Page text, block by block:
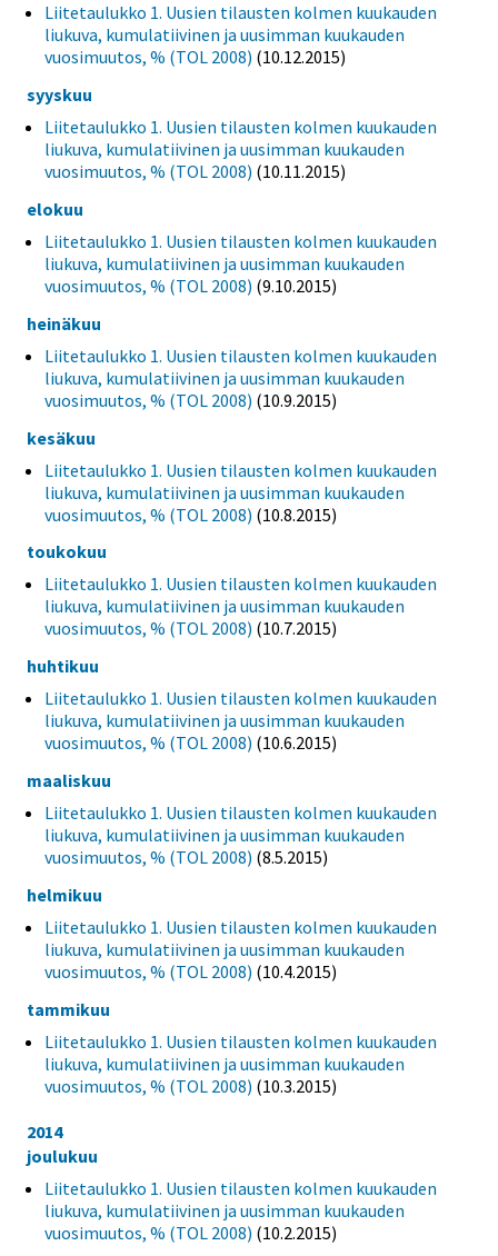
Liitetaulukko 1. Uusien tilausten kolmen kuukauden
liukuva, kumulatiivinen ja uusimman kuukauden
vuosimuutos, % (TOL 2008) (10.12.2015)
syyskuu
Liitetaulukko 1. Uusien tilausten kolmen kuukauden
liukuva, kumulatiivinen ja uusimman kuukauden
vuosimuutos, % (TOL 2008) (10.11.2015)
elokuu
Liitetaulukko 1. Uusien tilausten kolmen kuukauden
liukuva, kumulatiivinen ja uusimman kuukauden
vuosimuutos, % (TOL 2008) (9.10.2015)
heinäkuu
Liitetaulukko 1. Uusien tilausten kolmen kuukauden
liukuva, kumulatiivinen ja uusimman kuukauden
vuosimuutos, % (TOL 2008) (10.9.2015)
kesäkuu
Liitetaulukko 1. Uusien tilausten kolmen kuukauden
liukuva, kumulatiivinen ja uusimman kuukauden
vuosimuutos, % (TOL 2008) (10.8.2015)
toukokuu
Liitetaulukko 1. Uusien tilausten kolmen kuukauden
liukuva, kumulatiivinen ja uusimman kuukauden
vuosimuutos, % (TOL 2008) (10.7.2015)
huhtikuu
Liitetaulukko 1. Uusien tilausten kolmen kuukauden
liukuva, kumulatiivinen ja uusimman kuukauden
vuosimuutos, % (TOL 2008) (10.6.2015)
maaliskuu
Liitetaulukko 1. Uusien tilausten kolmen kuukauden
liukuva, kumulatiivinen ja uusimman kuukauden
vuosimuutos, % (TOL 2008) (8.5.2015)
helmikuu
Liitetaulukko 1. Uusien tilausten kolmen kuukauden
liukuva, kumulatiivinen ja uusimman kuukauden
vuosimuutos, % (TOL 2008) (10.4.2015)
tammikuu
Liitetaulukko 1. Uusien tilausten kolmen kuukauden
liukuva, kumulatiivinen ja uusimman kuukauden
vuosimuutos, % (TOL 2008) (10.3.2015)
2014
joulukuu
Liitetaulukko 1. Uusien tilausten kolmen kuukauden
liukuva, kumulatiivinen ja uusimman kuukauden
vuosimuutos, % (TOL 2008) (10.2.2015)